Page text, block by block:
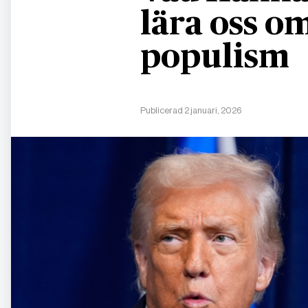
lära oss
populism
Publicerad 2 januari, 2026